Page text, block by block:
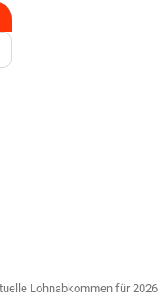
Lohnabkommen für 2026